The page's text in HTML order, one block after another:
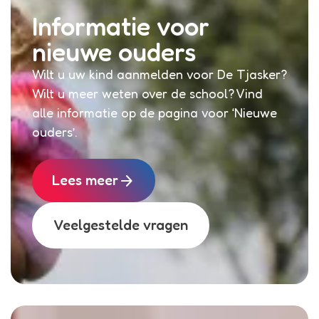
Informatie voor
nieuwe ouders
Wilt u uw kind aanmelden voor De Tjasker?
Wilt u meer weten over de school? Vind
alle informatie op de pagina voor ‘Nieuwe
ouders’.
Lees meerarrow_forward
Veelgestelde vragen